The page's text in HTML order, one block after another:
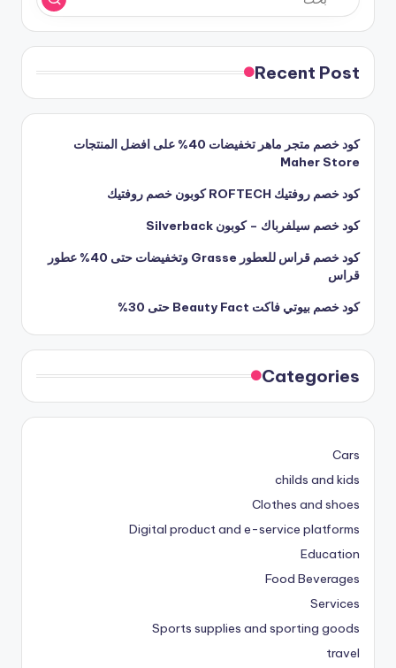
Recent Post
كود خصم متجر ماهر تخفيضات 40% على افضل المنتجات
Maher Store
كود خصم روفتيك ROFTECH كوبون خصم روفتيك
كود خصم سيلفرباك – كوبون Silverback
كود خصم قراس للعطور Grasse وتخفيضات حتى 40% عطور
قراس
كود خصم بيوتي فاكت Beauty Fact حتى 30%
Categories
Cars
childs and kids
Clothes and shoes
Digital product and e-service platforms
Education
Food Beverages
Services
Sports supplies and sporting goods
travel